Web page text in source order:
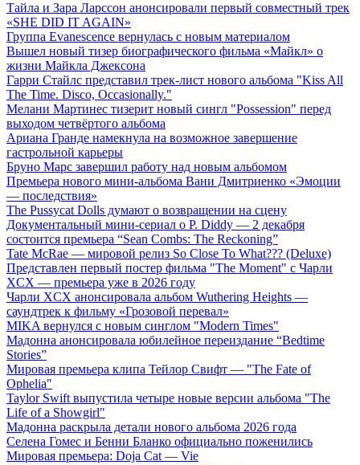
Тайла и Зара Ларссон анонсировали первый совместный трек
«SHE DID IT AGAIN»
Группа Evanescence вернулась с новым материалом
Вышел новый тизер биографического фильма «Майкл» о
жизни Майкла Джексона
Гарри Стайлс представил трек-лист нового альбома "Kiss All
The Time. Disco, Occasionally."
Мелани Мартинес тизерит новый сингл "Possession" перед
выходом четвёртого альбома
Ариана Гранде намекнула на возможное завершение
гастрольной карьеры
Бруно Марс завершил работу над новым альбомом
Премьера нового мини-альбома Вани Дмитриенко «Эмоции
— последствия»
The Pussycat Dolls думают о возвращении на сцену
Документальный мини-сериал о P. Diddy — 2 декабря
состоится премьера “Sean Combs: The Reckoning”
Tate McRae — мировой релиз So Close To What??? (Deluxe)
Представлен первый постер фильма "The Moment" с Чарли
XCX — премьера уже в 2026 году
Чарли XCX анонсировала альбом Wuthering Heights —
саундтрек к фильму «Грозовой перевал»
MIKA вернулся с новым синглом "Modern Times"
Мадонна анонсировала юбилейное переиздание “Bedtime
Stories”
Мировая премьера клипа Тейлор Свифт — "The Fate of
Ophelia"
Taylor Swift выпустила четыре новые версии альбома "The
Life of a Showgirl"
Мадонна раскрыла детали нового альбома 2026 года
Селена Гомес и Бенни Бланко официально поженились
Мировая премьера: Doja Cat — Vie